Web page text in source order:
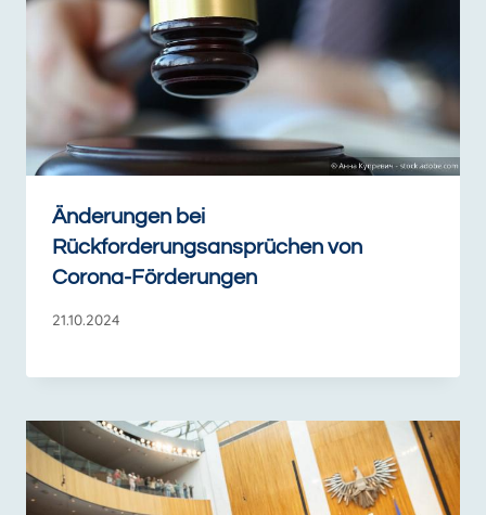
Änderungen bei
Rückforderungsansprüchen von
Corona-Förderungen
21.10.2024